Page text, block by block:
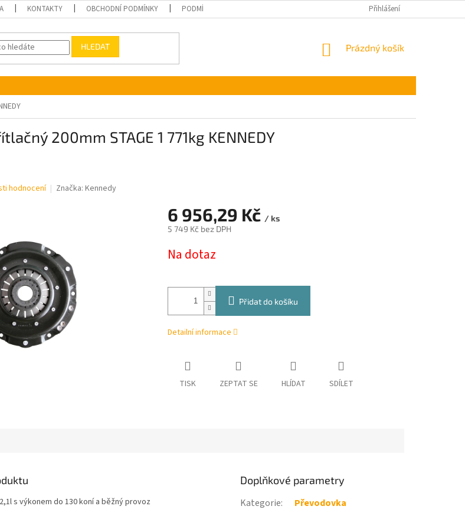
KONTAKTY OBCHODNÍ PODMÍNKY PODMÍNKY OCHRANY OSOBNÍCH ÚDAJŮ Přihlášení
HLEDAT
NÁKUPNÍ
Prázdný košík
200mm STAGE 1 771kg KENNEDY
hodnocení Značka: Kennedy
6 956,29 Kč / ks
5 749 Kč bez DPH
cena:
Na dotaz
Přidat do košíku
Detailní informace
TISK ZEPTAT SE HLÍDAT SDÍLET
s výkonem do 130 koní a běžný provoz
Doplňkové parametry
Kategorie: Převodovka